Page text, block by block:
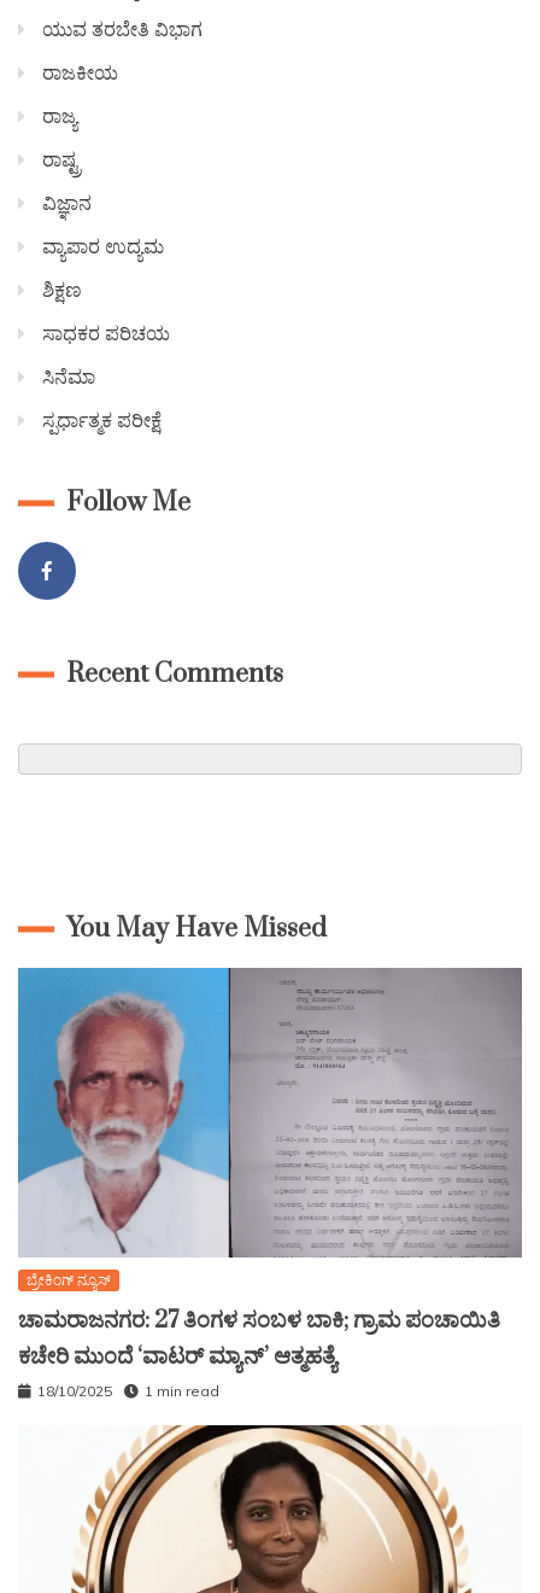
ಯುವ ತರಬೇತಿ ವಿಭಾಗ
ರಾಜಕೀಯ
ರಾಜ್ಯ
ರಾಷ್ಟ್ರ
ವಿಜ್ಞಾನ
ವ್ಯಾಪಾರ ಉದ್ಯಮ
ಶಿಕ್ಷಣ
ಸಾಧಕರ ಪರಿಚಯ
ಸಿನೆಮಾ
ಸ್ಪರ್ಧಾತ್ಮಕ ಪರೀಕ್ಷೆ
Follow Me
Recent Comments
You May Have Missed
ಬ್ರೇಕಿಂಗ್ ನ್ಯೂಸ್
ಚಾಮರಾಜನಗರ: 27 ತಿಂಗಳ ಸಂಬಳ ಬಾಕಿ; ಗ್ರಾಮ ಪಂಚಾಯಿತಿ
ಕಚೇರಿ ಮುಂದೆ ‘ವಾಟರ್ ಮ್ಯಾನ್’ ಆತ್ಮಹತ್ಯೆ
18/10/2025 1 min read